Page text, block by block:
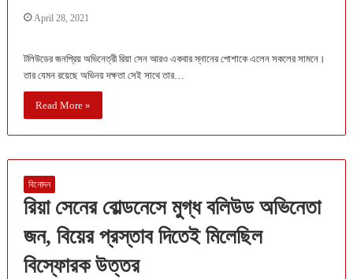
April 28, 2021
টলিউডের জনপ্রিয় অভিনেত্রী রিয়া সেন আরও একবার স্নানের পোশাকে এলেন সকলের সামনে।
তার যেমন রয়েছে অভিনয় দক্ষতা সেই সাথে তার…
Read More »
বিনোদন
রিয়া সেনের বোল্ডনেসে মুগ্ধ বলিউড অভিনেতা
জন, বিয়ের প্রস্তাব দিতেই মিলেছিল
বিস্ফোরক উত্তর